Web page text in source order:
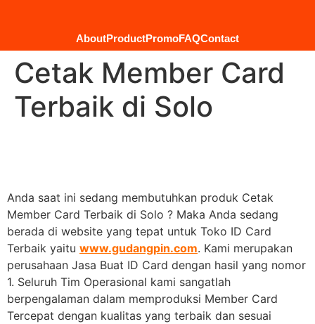
AboutProductPromoFAQContact
Cetak Member Card
Terbaik di Solo
Anda saat ini sedang membutuhkan produk Cetak
Member Card Terbaik di Solo ? Maka Anda sedang
berada di website yang tepat untuk Toko ID Card
Terbaik yaitu www.gudangpin.com. Kami merupakan
perusahaan Jasa Buat ID Card dengan hasil yang nomor
1. Seluruh Tim Operasional kami sangatlah
berpengalaman dalam memproduksi Member Card
Tercepat dengan kualitas yang terbaik dan sesuai